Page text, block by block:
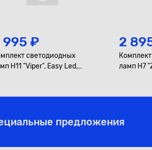
995 ₽
светодиодных
H11 "Viper", Easy Led,
2
ламп H7
предложения